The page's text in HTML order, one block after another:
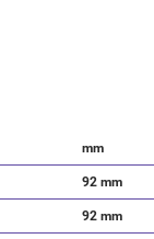
mm
92 mm
92 mm